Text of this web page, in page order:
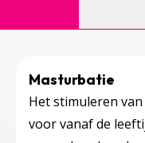
Masturbatie
Het stimuleren
voor vanaf de